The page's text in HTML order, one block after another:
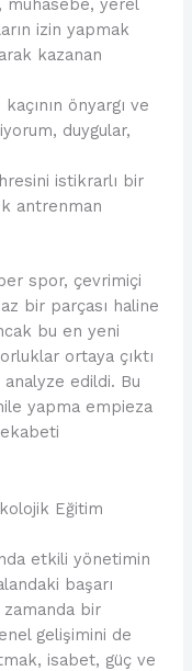
muhasebe, yerel
izin yapmak
kazanan
önyargı ve
duygular,
istikrarlı bir
antrenman
spor, çevrimiçi
bir parçası haline
bu en yeni
ortaya çıktı
analyze edildi. Bu
yapma empieza
Eğitim
etkili yönetimin
başarı
zamanda bir
gelişimini de
isabet, güç ve